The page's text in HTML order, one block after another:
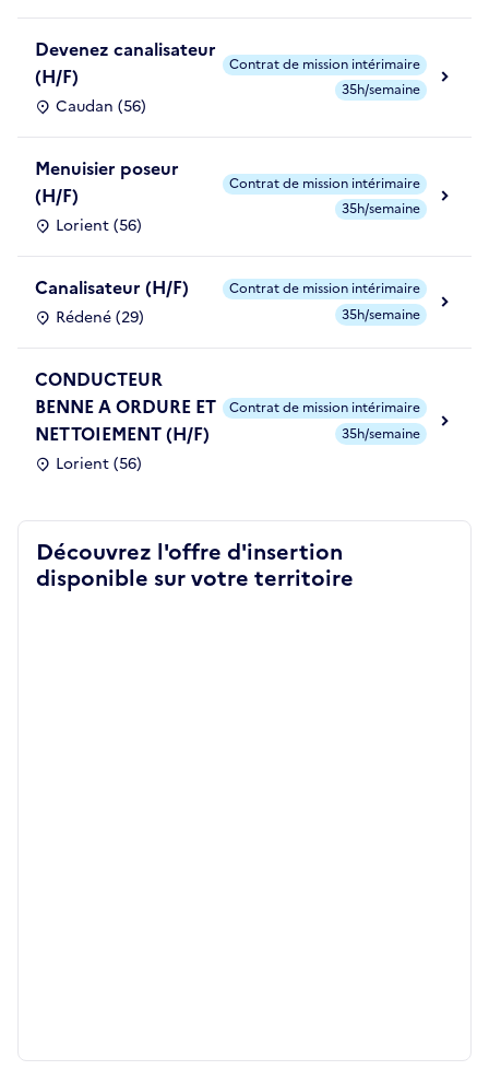
Devenez canalisateur
(H/F)
Caudan (56)
Contrat de mission intérimaire
35h/semaine
Menuisier poseur
(H/F)
Lorient (56)
Contrat de mission intérimaire
35h/semaine
Canalisateur (H/F)
Rédené (29)
Contrat de mission intérimaire
35h/semaine
CONDUCTEUR
BENNE A ORDURE ET
NETTOIEMENT (H/F)
Lorient (56)
Contrat de mission intérimaire
35h/semaine
Découvrez l'offre d'insertion
disponible sur votre territoire